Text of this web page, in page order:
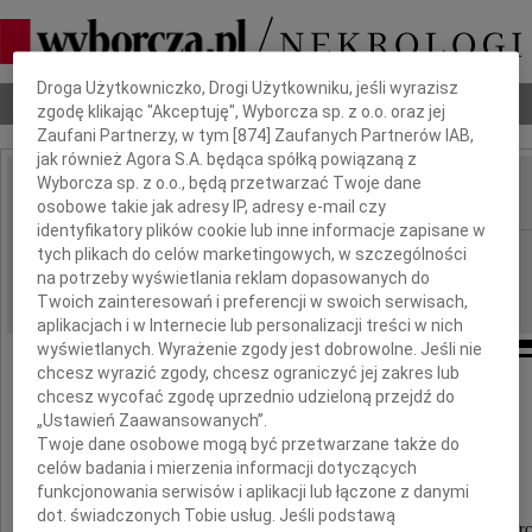
Nekrologi Odeszli Poradnik pogrzebowy
IMIĘ I NAZWISKO:
REGION: Opole
DATA EMISJI: 19.09.2011
Mariuszowi Dąbrowskiemu
i
Jego Najbliższym
Dbamy o Twoją prywatność
Droga Użytkowniczko, Drogi Użytkowniku, jeśli wyrazisz
zgodę klikając "Akceptuję", Wyborcza sp. z o.o. oraz jej
Zaufani Partnerzy, w tym [874 ] Zaufanych Partnerów IAB,
jak również Agora S.A. będąca spółką powiązaną z
Wyborcza sp. z o.o., będą przetwarzać Twoje dane
osobowe takie jak adresy IP, adresy e-mail czy
identyfikatory plików cookie lub inne informacje zapisane w
tych plikach do celów marketingowych, w szczególności
na potrzeby wyświetlania reklam dopasowanych do
Twoich zainteresowań i preferencji w swoich serwisach,
aplikacjach i w Internecie lub personalizacji treści w nich
wyświetlanych. Wyrażenie zgody jest dobrowolne. Jeśli nie
chcesz wyrazić zgody, chcesz ograniczyć jej zakres lub
chcesz wycofać zgodę uprzednio udzieloną przejdź do
„Ustawień Zaawansowanych”.
Twoje dane osobowe mogą być przetwarzane także do
celów badania i mierzenia informacji dotyczących
funkcjonowania serwisów i aplikacji lub łączone z danymi
dot. świadczonych Tobie usług. Jeśli podstawą